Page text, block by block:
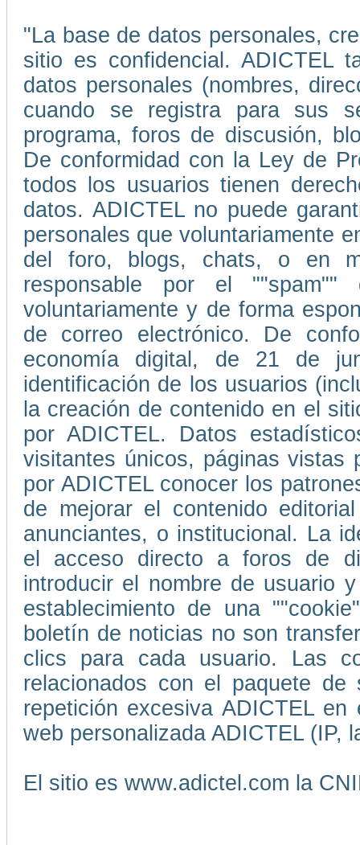
"La base de datos personales,
sitio es confidencial. ADICTEL
datos personales (nombres,
cuando se registra para sus
programa, foros de discusión,
De conformidad con la Ley de
todos los usuarios tienen
datos. ADICTEL no puede
personales que voluntariamente
del foro, blogs, chats, o en
responsable por el
voluntariamente y de forma
de correo electrónico. De
economía digital, de 21 de
identificación de los usuarios
la creación de contenido en el
por ADICTEL. Datos
visitantes únicos, páginas vistas
por ADICTEL conocer los
de mejorar el contenido
anunciantes, o institucional. La
el acceso directo a foros de
introducir el nombre de usuario
establecimiento de una
boletín de noticias no son
clics para cada usuario. Las
relacionados con el paquete
repetición excesiva ADICTEL
web personalizada ADICTEL (IP,
El sitio es www.adictel.com la